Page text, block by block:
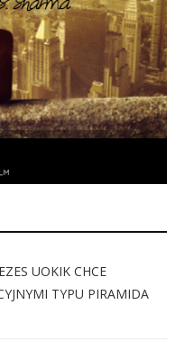
UOKIK CHCE
TYPU PIRAMIDA